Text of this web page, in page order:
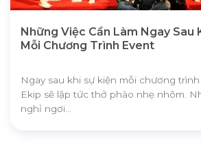
Những Việc Cần Làm Ngay Sau
Mỗi Chương Trình Event
Ngay sau khi sự kiện mỗi chương
Ekip sẽ lập tức thở phào nhẹ nhõm.
nghỉ ngơi...